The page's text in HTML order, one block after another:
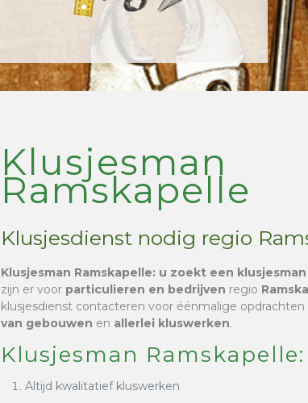
Klusjesman
Ramskapelle
Klusjesdienst nodig regio
Klusjesman Ramskapelle: u zoekt een
zijn er voor particulieren en bedrijven regio
klusjesdienst contacteren voor éénmalige
van gebouwen en allerlei kluswerken.
Klusjesman Ramskapelle:
Altijd kwalitatief kluswerken